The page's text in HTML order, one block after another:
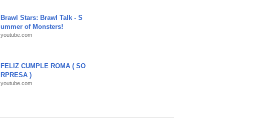
Brawl Stars: Brawl Talk - S
ummer of Monsters!
youtube.com
FELIZ CUMPLE ROMA ( SO
RPRESA )
youtube.com